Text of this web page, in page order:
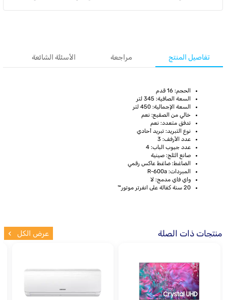
تفاصيل المنتج مراجعة الأسئلة الشائعة
الحجم: 16 قدم
السعة الصافية: 345 لتر
السعة الإجمالية: 450 لتر
خالي من الصقيع: نعم
تدفق متعدد: نعم
نوع التبريد: تبريد أحادي
عدد الأرفف: 3
عدد جيوب الباب: 4
صانع الثلج: صينية
الضاغط: ضاغط عاكس رقمي
المبردات: R-600a
واي فاي مدمج: لا
20 سنة كفالة على انفرتر موتور™‎
منتجات ذات الصلة عرض الكل